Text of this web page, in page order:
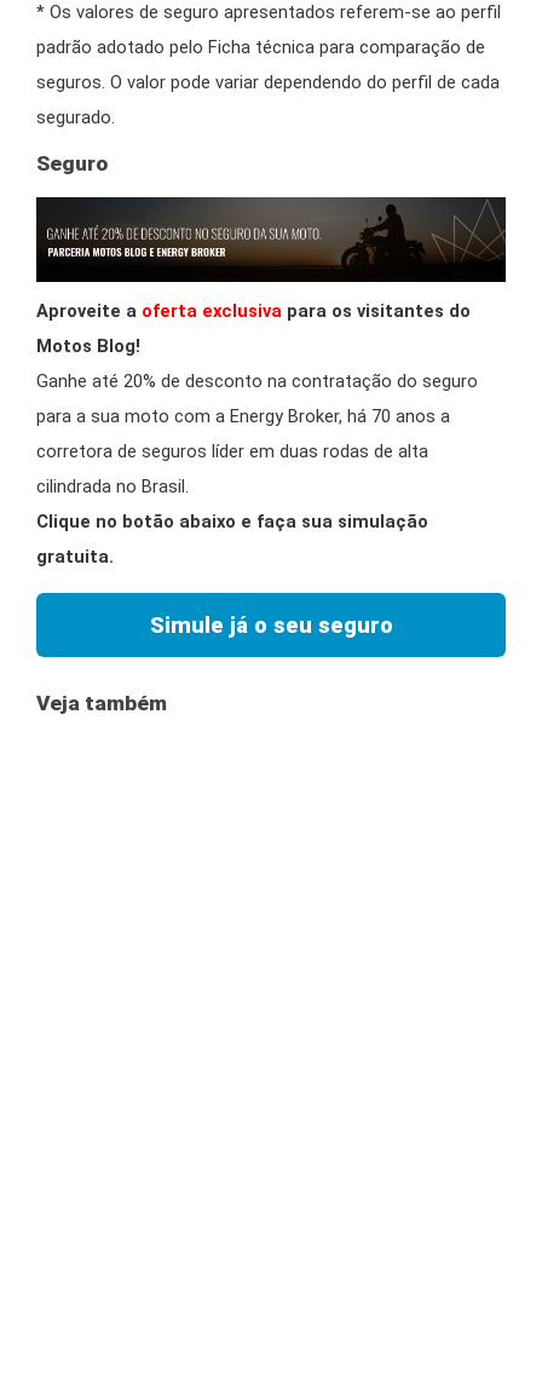
* Os valores de seguro apresentados referem-se ao perfil
padrão adotado pelo Ficha técnica para comparação de
seguros. O valor pode variar dependendo do perfil de cada
segurado.
Seguro
Aproveite a oferta exclusiva para os visitantes do
Motos Blog!
Ganhe até 20% de desconto na contratação do seguro
para a sua moto com a Energy Broker, há 70 anos a
corretora de seguros líder em duas rodas de alta
cilindrada no Brasil.
Clique no botão abaixo e faça sua simulação
gratuita.
Simule já o seu seguro
Veja também